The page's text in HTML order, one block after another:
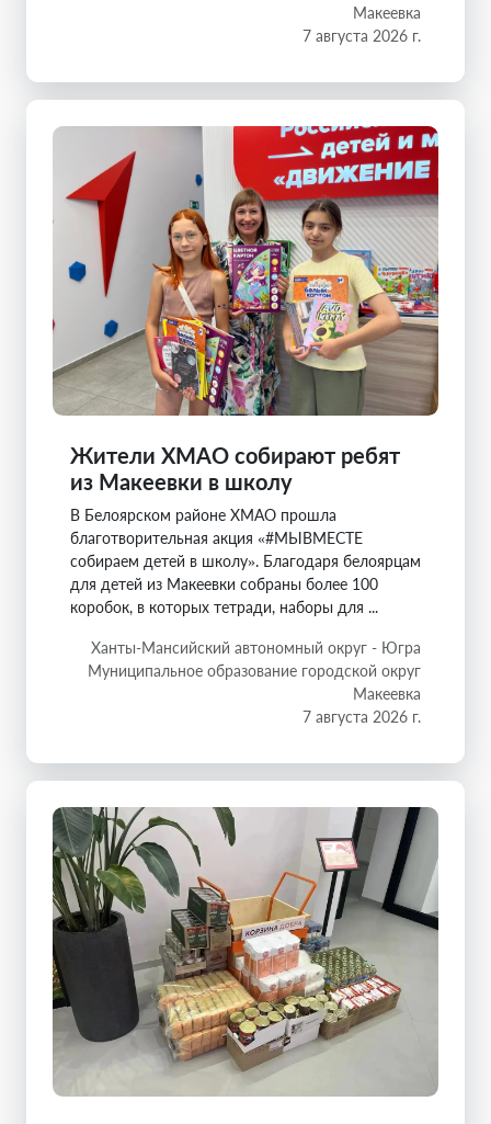
Макеевка
7 августа 2026 г.
Жители ХМАО собирают ребят
из Макеевки в школу
В Белоярском районе ХМАО прошла
благотворительная акция «#МЫВМЕСТЕ
собираем детей в школу». Благодаря белоярцам
для детей из Макеевки собраны более 100
коробок, в которых тетради, наборы для ...
Ханты-Мансийский автономный округ - Югра
Муниципальное образование городской округ
Макеевка
7 августа 2026 г.